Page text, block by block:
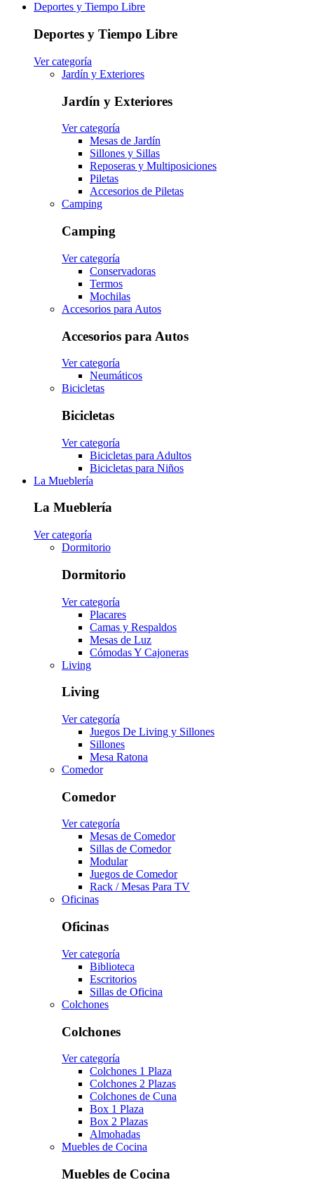
Deportes y Tiempo Libre
Deportes y Tiempo Libre
Ver categoría
Jardín y Exteriores
Jardín y Exteriores
Ver categoría
Mesas de Jardín
Sillones y Sillas
Reposeras y Multiposiciones
Piletas
Accesorios de Piletas
Camping
Camping
Ver categoría
Conservadoras
Termos
Mochilas
Accesorios para Autos
Accesorios para Autos
Ver categoría
Neumáticos
Bicicletas
Bicicletas
Ver categoría
Bicicletas para Adultos
Bicicletas para Niños
La Mueblería
La Mueblería
Ver categoría
Dormitorio
Dormitorio
Ver categoría
Placares
Camas y Respaldos
Mesas de Luz
Cómodas Y Cajoneras
Living
Living
Ver categoría
Juegos De Living y Sillones
Sillones
Mesa Ratona
Comedor
Comedor
Ver categoría
Mesas de Comedor
Sillas de Comedor
Modular
Juegos de Comedor
Rack / Mesas Para TV
Oficinas
Oficinas
Ver categoría
Biblioteca
Escritorios
Sillas de Oficina
Colchones
Colchones
Ver categoría
Colchones 1 Plaza
Colchones 2 Plazas
Colchones de Cuna
Box 1 Plaza
Box 2 Plazas
Almohadas
Muebles de Cocina
Muebles de Cocina